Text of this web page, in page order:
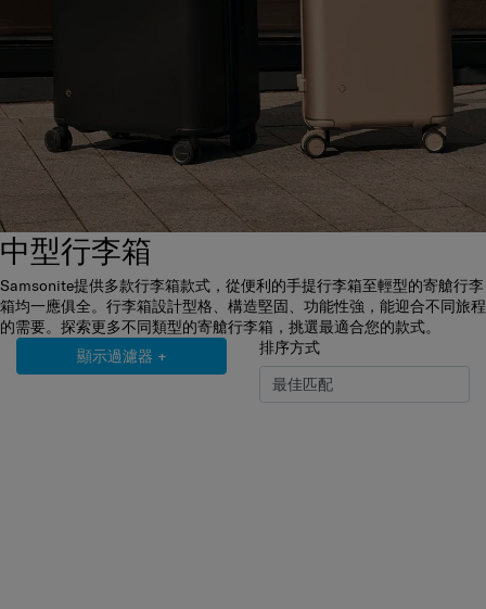
中型行李箱
Samsonite提供多款行李箱款式，從便利的手提行李箱至輕型的寄艙行李
箱均一應俱全。行李箱設計型格、構造堅固、功能性強，能迎合不同旅程
的需要。探索更多不同類型的寄艙行李箱，挑選最適合您的款式。
顯示過濾器 + 排序方式